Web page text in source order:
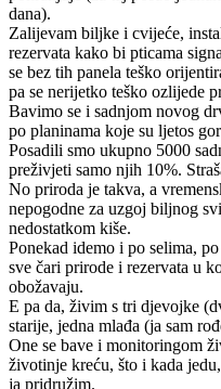
dana).
Zalijevam biljke i cvijeće,
rezervata kako bi pticama
se bez tih panela teško
pa se nerijetko teško ozlijede
Bavimo se i sadnjom novog
po planinama koje su ljetos
Posadili smo ukupno 5000
preživjeti samo njih 10%.
No priroda je takva, a
nepogodne za uzgoj biljnog
nedostatkom kiše.
Ponekad idemo i po selima,
sve čari prirode i rezervata u
obožavaju.
E pa da, živim s tri djevojke
starije, jedna mlađa (ja sam
One se bave i monitoringom
životinje kreću, što i kada
ja pridružim.